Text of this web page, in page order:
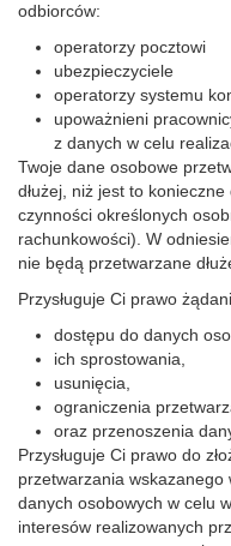
odbiorców:
operatorzy pocztowi
ubezpieczyciele
operatorzy systemu
upoważnieni
z danych w celu
Twoje dane osobowe
dłużej, niż jest to
czynności określonych
rachunkowości). W
nie będą przetwarzane
Przysługuje Ci prawo
dostępu do danych
ich sprostowania,
usunięcia,
ograniczenia
oraz przenoszenia
Przysługuje Ci prawo do
przetwarzania
danych osobowych w celu
interesów realizowanych